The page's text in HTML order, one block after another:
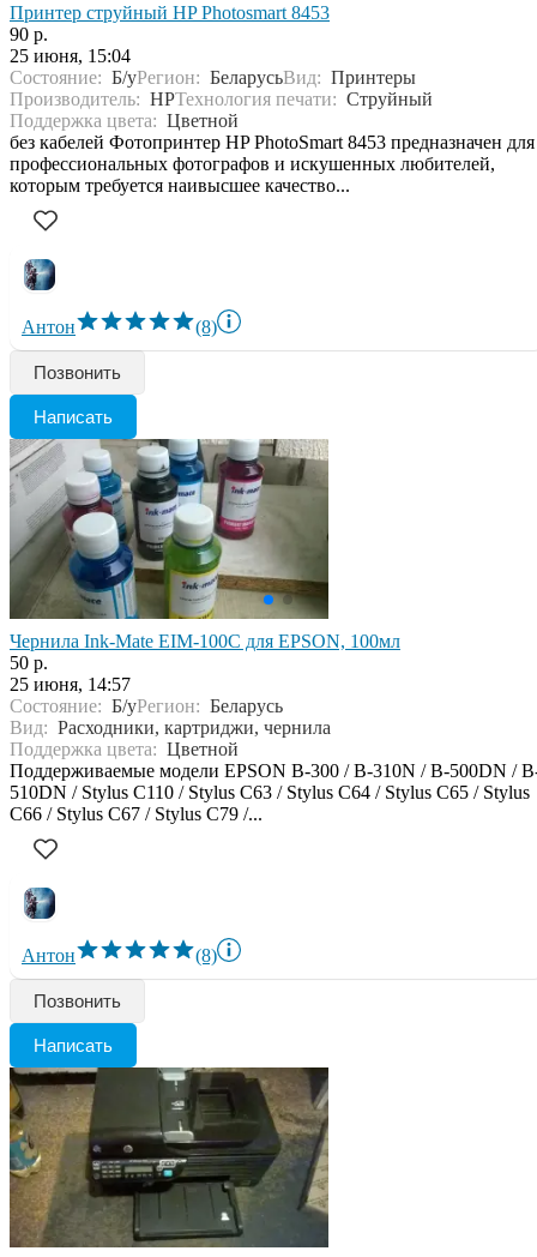
Принтер струйный HP Photosmart 8453
90 р.
25 июня, 15:04
Состояние: Б/уРегион: БеларусьВид: Принтеры
Производитель: HPТехнология печати: Струйный
Поддержка цвета: Цветной
без кабелей Фотопринтер HP PhotoSmart 8453 предназначен для
профессиональных фотографов и искушенных любителей,
которым требуется наивысшее качество...
Антон (8)
Позвонить
Написать
Чернила Ink-Mate EIM-100C для EPSON, 100мл
50 р.
25 июня, 14:57
Состояние: Б/уРегион: Беларусь
Вид: Расходники, картриджи, чернила
Поддержка цвета: Цветной
Поддерживаемые модели EPSON B-300 / B-310N / B-500DN /
510DN / Stylus C110 / Stylus C63 / Stylus C64 / Stylus C65 / Stylus
C66 / Stylus C67 / Stylus C79 /...
Антон (8)
Позвонить
Написать